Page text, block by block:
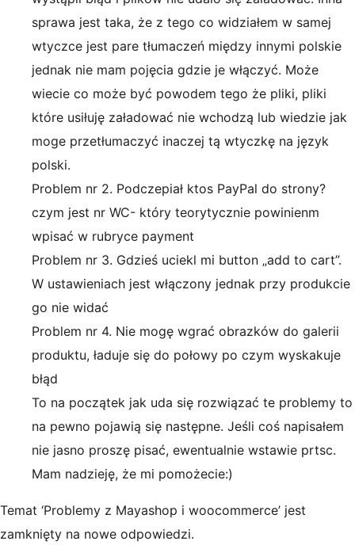
sprawa jest taka, że z tego co widziałem w samej
wtyczce jest pare tłumaczeń między innymi polskie
jednak nie mam pojęcia gdzie je włączyć. Może
wiecie co może być powodem tego że pliki, pliki
które usiłuję załadować nie wchodzą lub wiedzie jak
moge przetłumaczyć inaczej tą wtyczkę na język
polski.
Problem nr 2. Podczepiał ktos PayPal do strony?
czym jest nr WC- który teorytycznie powinienm
wpisać w rubryce payment
Problem nr 3. Gdzieś uciekl mi button „add to cart”.
W ustawieniach jest włączony jednak przy produkcie
go nie widać
Problem nr 4. Nie mogę wgrać obrazków do galerii
produktu, ładuje się do połowy po czym wyskakuje
błąd
To na początek jak uda się rozwiązać te problemy to
na pewno pojawią się następne. Jeśli coś napisałem
nie jasno proszę pisać, ewentualnie wstawie prtsc.
Mam nadzieję, że mi pomożecie:)
Temat ‘Problemy z Mayashop i woocommerce’ jest
zamknięty na nowe odpowiedzi.